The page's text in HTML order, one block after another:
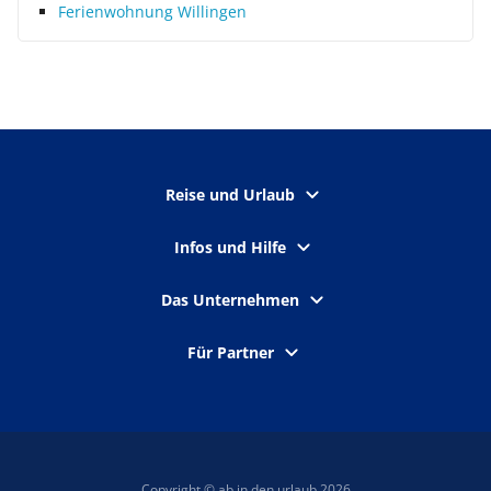
Ferienwohnung Willingen
Reise und Urlaub
Infos und Hilfe
Das Unternehmen
Für Partner